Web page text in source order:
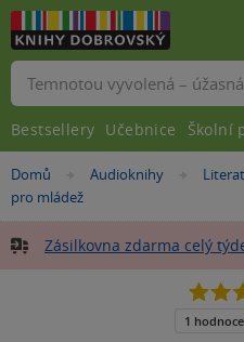
Nacházíte
se
Domů »Audioknihy »
pro mládež
Zásilkovna zdarma celý
5.0
5
1
Vyhledávání
Bestsellery Učebnice Školní